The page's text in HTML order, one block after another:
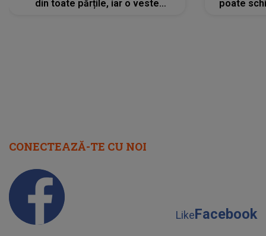
din toate părțile, iar o veste
poate
CONECTEAZĂ-TE CU NOI
LikeFacebook